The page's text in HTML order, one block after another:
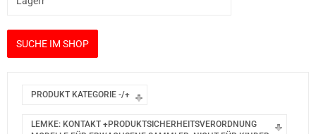
PRODUKT KATEGORIE -/+
LEMKE: KONTAKT +PRODUKTSICHERHEITSVERORDNUNG